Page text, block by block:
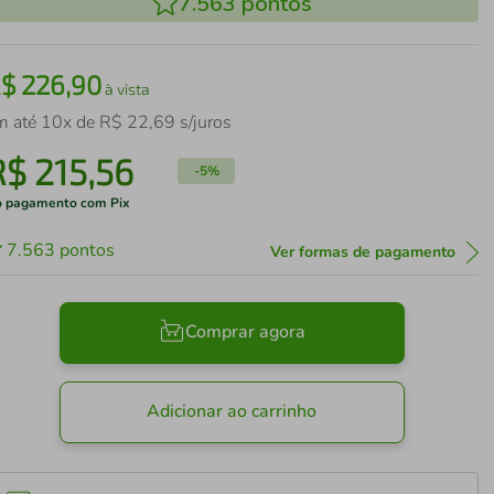
226,90à vista
até 10x de R$ 22,69 s/juros
215,56 -5%
pagamento com Pix
7.563 pontos Ver formas de pagamento
Comprar agora
Adicionar ao carrinho